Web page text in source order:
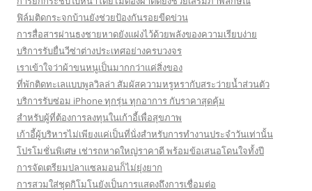
ฟิล์มติดกระจกบ้านยังช่วยป้องกันรอยขีดข่วน
การสื่อสารผ่านธงชายหาดยังแฝงไว้ด้วยพลังของความเรียบง่าย
บริการรับยื่นวีซ่าต่างประเทศอย่างครบวงจร
เราเข้าใจว่าผ้าขนหนูเป็นมากกว่าแค่สิ่งของ
ที่พักติดทะเลแบบพูลวิลล่า สัมผัสความหรูหรากับสระว่ายน้ำส่วนตัว
บริการรับซ่อม iPhone ทุกรุ่น ทุกอาการ กับราคาสุดคุ้ม
สำหรับผู้ที่ต้องการลงทุนในเก้าอี้เพื่อสุขภาพ
เก้าอี้ผู้บริหารไม่เพียงแค่เป็นที่นั่งสำหรับการทำงานประจำวันเท่านั้น
โปรโมชั่นพิเศษ เช่ารถหาดใหญ่ราคาดี พร้อมข้อเสนอโดนใจทั้งปี
การจัดเตรียมปลาแซลมอนก็ไม่ยุ่งยาก
การสวมใส่ชุดกิโมโนยังเป็นการแสดงถึงการเชื่อมต่อ